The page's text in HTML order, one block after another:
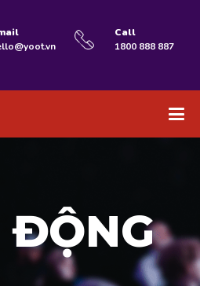
Call
1800 888 887
ĐỘNG